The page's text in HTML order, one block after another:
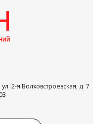
2-я Волховстроевская, д. 7